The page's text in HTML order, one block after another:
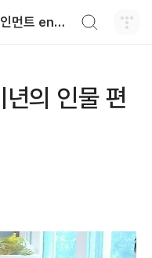
와일드진생WG엔터테인먼트 entertainment
의 인물 편